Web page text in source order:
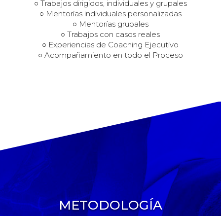
○ Trabajos dirigidos, individuales y grupales
○ Mentorías individuales personalizadas
○ Mentorías grupales
○ Trabajos con casos reales
○ Experiencias de Coaching Ejecutivo
○ Acompañamiento en todo el Proceso
METODOLOGÍA